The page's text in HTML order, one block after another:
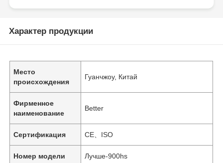
Характер продукции
Место
происхождения
Гуанчжоу, Китай
Фирменное
наименование
Better
Сертификация CE、ISO
Номер модели Лучше-900hs